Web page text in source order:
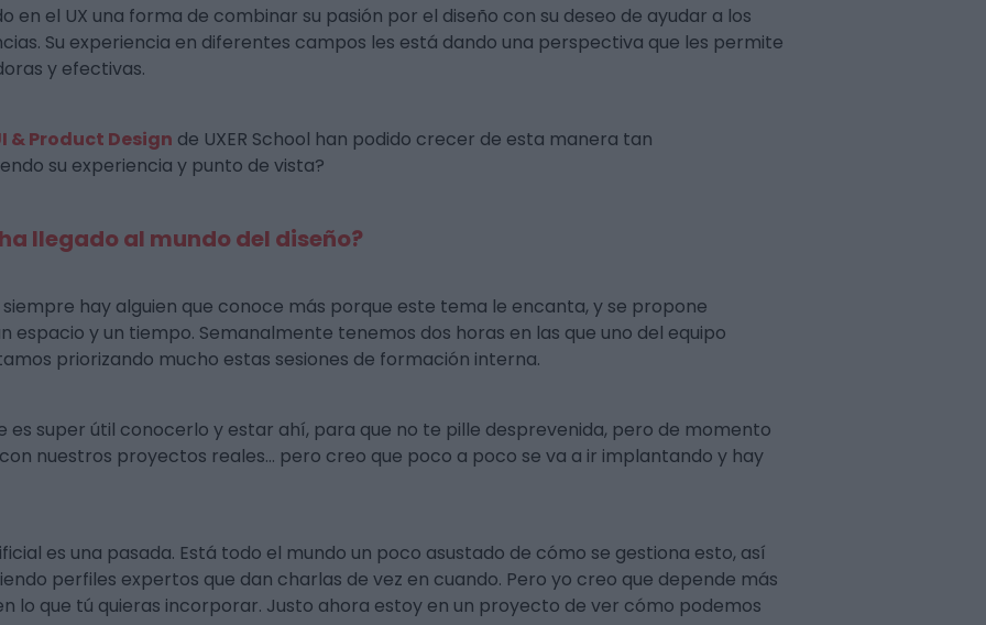
en el UX una forma de combinar su pasión por el diseño con su deseo de ayudar a los
Su experiencia en diferentes campos les está dando una perspectiva que les permite
y efectivas.
& Product Design de UXER School han podido crecer de esta manera tan
su experiencia y punto de vista?
llegado al mundo del diseño?
hay alguien que conoce más porque este tema le encanta, y se propone
espacio y un tiempo. Semanalmente tenemos dos horas en las que uno del equipo
priorizando mucho estas sesiones de formación interna.
es super útil conocerlo y estar ahí, para que no te pille desprevenida, pero de momento
nuestros proyectos reales… pero creo que poco a poco se va a ir implantando y hay
es una pasada. Está todo el mundo un poco asustado de cómo se gestiona esto, así
perfiles expertos que dan charlas de vez en cuando. Pero yo creo que depende más
lo que tú quieras incorporar. Justo ahora estoy en un proyecto de ver cómo podemos